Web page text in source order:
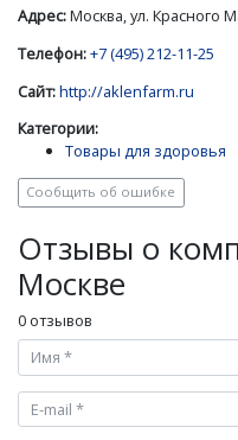
Адрес:Москва, ул. Красного
Телефон:+7 (495) 212-11-25
Сайт:http://aklenfarm.ru
Категории:
Товары для здоровья
Сообщить об ошибке
Отзывы о
Москве
0 отзывов